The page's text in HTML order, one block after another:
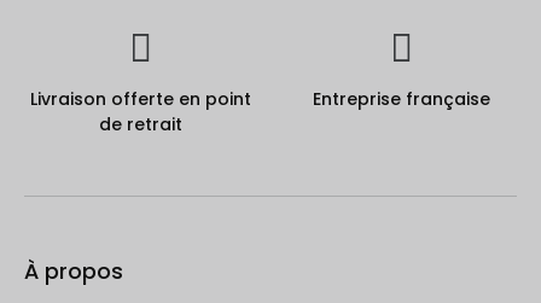
Livraison offerte en point
de retrait
Entreprise française
À propos